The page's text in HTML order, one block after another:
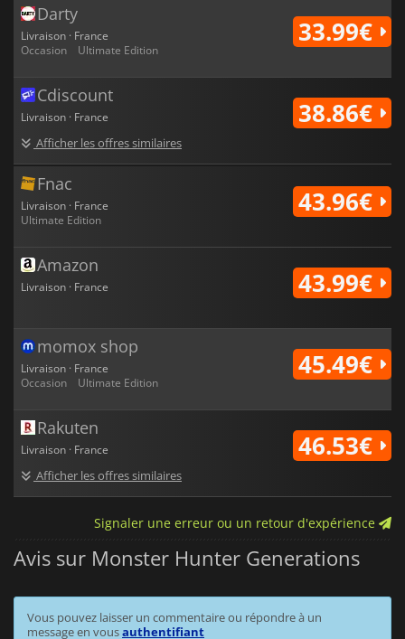
Darty
Livraison · France
Occasion
Ultimate Edition
33.99€
Cdiscount
Livraison · France
Afficher les offres similaires
38.86€
Fnac
Livraison · France
Ultimate Edition
43.96€
Amazon
Livraison · France 43.99€
momox shop
Livraison · France
Occasion
Ultimate Edition
45.49€
Rakuten
Livraison · France
Afficher les offres similaires
46.53€
Signaler une erreur ou un retour d'expérience
Avis sur Monster Hunter Generations
Vous pouvez laisser un commentaire ou répondre à un
message en vousauthentifiant